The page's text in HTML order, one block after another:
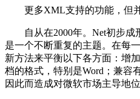
更多XML支持的功能，但
自从在2000年。Net初步
是一个不断重复的主题。在每
新方法来平衡以下各方面：增
档的格式，特别是Word；兼容
因此而造成对微软市场主导地位